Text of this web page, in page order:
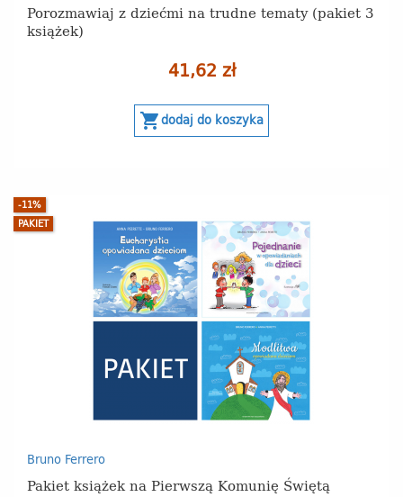
Porozmawiaj z dziećmi na trudne tematy (pakiet 3
książek)
41,62 zł
shopping_cartdodaj do koszyka
Bruno Ferrero
Pakiet książek na Pierwszą Komunię Świętą
-11%
PAKIET